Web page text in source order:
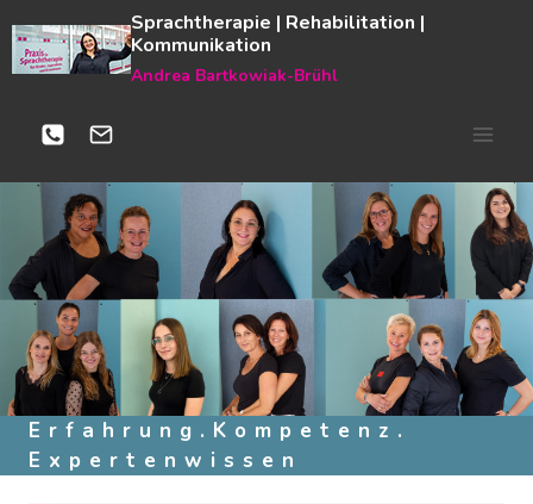
Inhalt
springen
Sprachtherapie | Rehabilitation |
Kommunikation
Andrea Bartkowiak-Brühl
Erfahrung. Kompetenz.
Expertenwissen